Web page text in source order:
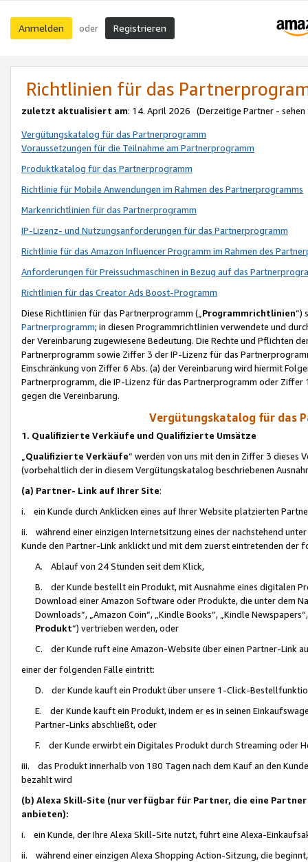
Anmelden oder Registrieren
Richtlinien für das
zuletzt aktualisiert am: 14. April 2026 (Derzeitige Partner - sehen
Vergütungskatalog für das Partnerprogramm
Voraussetzungen für die Teilnahme am Partnerprogramm
Produktkatalog für das Partnerprogramm
Richtlinie für Mobile Anwendungen im Rahmen des Partnerprogramms
Markenrichtlinien für das Partnerprogramm
IP-Lizenz- und Nutzungsanforderungen für das Partnerprogramm
Richtlinie für das Amazon Influencer Programm im Rahmen des
Anforderungen für Preissuchmaschinen in Bezug auf das
Richtlinien für das Creator Ads Boost-Programm
Diese Richtlinien für das Partnerprogramm („Programmrichtlinien“)
Partnerprogramm; in diesen Programmrichtlinien verwendete und
der Vereinbarung zugewiesene Bedeutung. Die Rechte und Pflichten
Partnerprogramm sowie Ziffer 3 der IP-Lizenz für das
Einschränkung von Ziffer 6 Abs. (a) der Vereinbarung wird hiermit
Partnerprogramm, die IP-Lizenz für das Partnerprogramm oder
gegen die Vereinbarung.
Vergütungskatalog für das
1. Qualifizierte Verkäufe und Qualifizierte Umsätze
Qualifizierte Verkäufe“ werden von uns mit den in Ziffer 3
(vorbehaltlich der in diesem Vergütungskatalog beschriebenen
(a) Partner- Link auf Ihrer Site:
i. ein Kunde durch Anklicken eines auf Ihrer Website platzierten
ii. während einer einzigen Internetsitzung eines der nachstehend
Kunde den Partner-Link anklickt und mit dem zuerst eintretenden der
A. Ablauf von 24 Stunden seit dem Klick,
B. der Kunde bestellt ein Produkt, mit Ausnahme eines digitalen
Download einer Amazon Software oder Produkte, die unter dem
Downloads“, „Amazon Coin“, „Kindle Books“, „Kindle
Produkt“) vertrieben werden, oder
C. der Kunde ruft eine Amazon-Website über einen Partner-Link
einer der folgenden Fälle eintritt:
D. der Kunde kauft ein Produkt über unsere 1-Click-
E. der Kunde kauft ein Produkt, indem er es in seinen
Partner-Links abschließt, oder
F. der Kunde erwirbt ein Digitales Produkt durch Streaming oder
iii. das Produkt innerhalb von 180 Tagen nach dem Kauf an den
bezahlt wird
(b) Alexa Skill-Site (nur verfügbar für Partner, die eine
anbieten):
i. ein Kunde, der Ihre Alexa Skill-Site nutzt, führt eine Alexa-
ii. während einer einzigen Alexa Shopping Action-Sitzung, die